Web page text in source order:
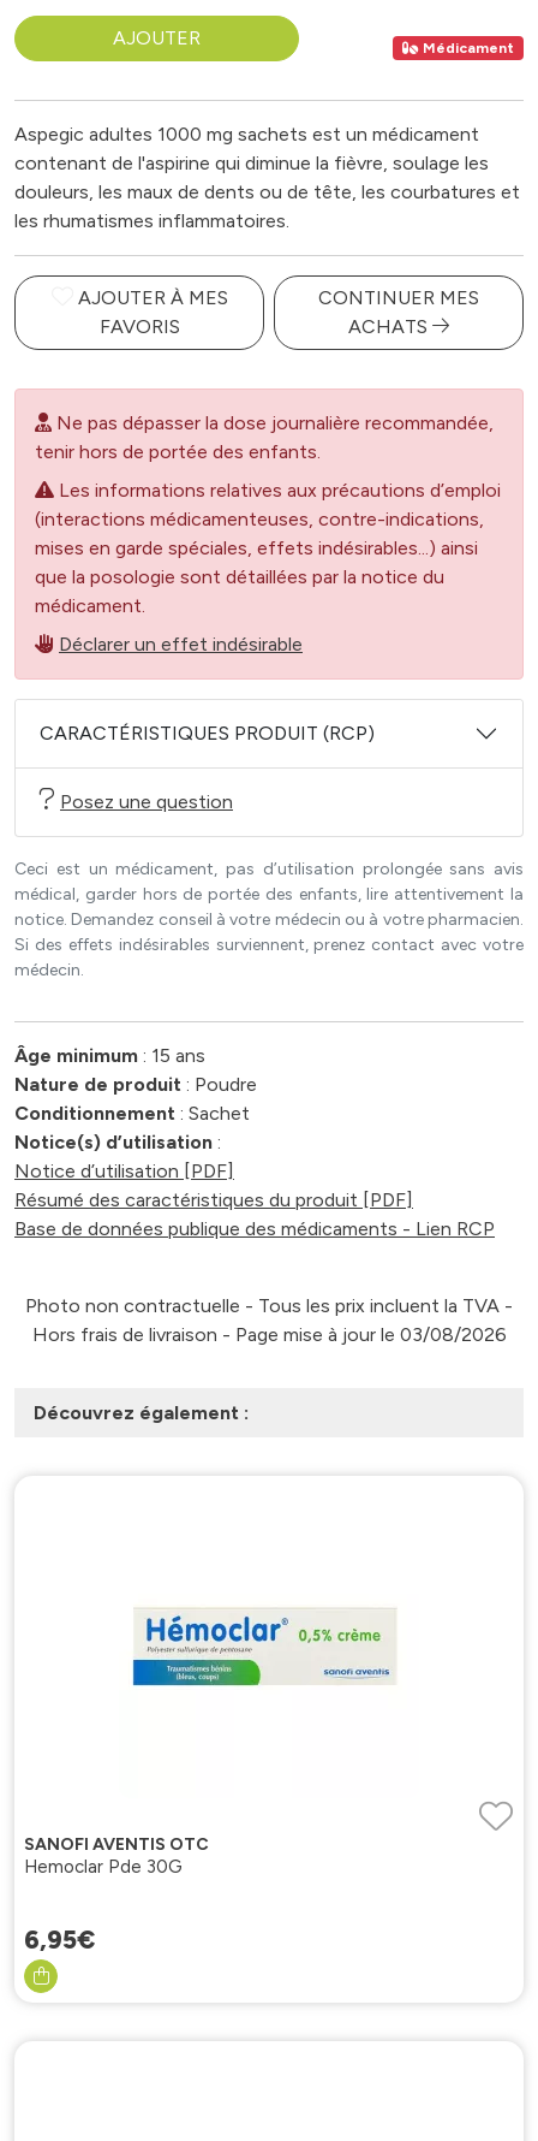
AJOUTER Médicament
Aspegic adultes 1000 mg sachets est un médicament
contenant de l'aspirine qui diminue la fièvre, soulage les
douleurs, les maux de dents ou de tête, les courbatures et
les rhumatismes inflammatoires.
AJOUTER À MES
FAVORIS
CONTINUER MES
ACHATS
Ne pas dépasser la dose journalière recommandée,
tenir hors de portée des enfants.
Les informations relatives aux précautions d’emploi
(interactions médicamenteuses, contre-indications,
mises en garde spéciales, effets indésirables...) ainsi
que la posologie sont détaillées par la notice du
médicament.
Déclarer un effet indésirable
CARACTÉRISTIQUES PRODUIT (RCP)
Posez une question
Ceci est un médicament, pas d’utilisation prolongée sans avis
médical, garder hors de portée des enfants, lire attentivement la
notice. Demandez conseil à votre médecin ou à votre pharmacien.
Si des effets indésirables surviennent, prenez contact avec votre
médecin.
Âge minimum : 15 ans
Nature de produit : Poudre
Conditionnement : Sachet
Notice(s) d’utilisation :
Notice d’utilisation [PDF]
Résumé des caractéristiques du produit [PDF]
Base de données publique des médicaments - Lien RCP
Photo non contractuelle - Tous les prix incluent la TVA -
Hors frais de livraison - Page mise à jour le 03/08/2026
Découvrez également :
SANOFI AVENTIS OTC
Hemoclar Pde 30G
6,95€